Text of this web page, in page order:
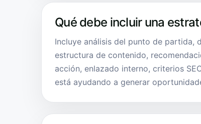
Qué debe incluir una
Incluye análisis del punto de partida,
estructura de contenido,
acción, enlazado interno, criterios
está ayudando a generar